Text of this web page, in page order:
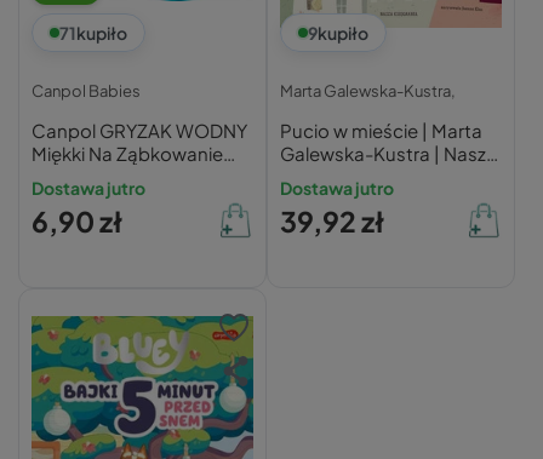
71kupiło
Canpol Babies
Canpol GRYZAK WODNY
Miękki Na Ząbkowanie
DELFIN 0+
Dostawa jutro
6,90 zł
9kupiło
Marta Galewska-Kustra,
Pucio w mieście | Marta
Galewska-Kustra | Nasza
Księgarnia
Dostawa jutro
39,92 zł